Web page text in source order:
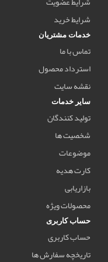
شرایط خرید
خدمات مشتریان
تماس با ما
استرداد محصول
نقشه سایت
سایر خدمات
تولید کنندگان
شخصیت ها
موضوعات
کارت هدیه
بازاریابی
محصولات ویژه
حساب کاربری
حساب کاربری
تاریخچه سفارش ها